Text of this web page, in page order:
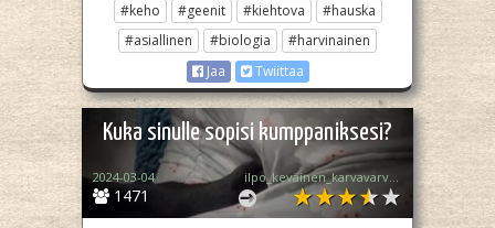
#keho #geenit #kiehtova
#hauska
#asiallinen
#biologia
#harvinainen
Jaa
Twiittaa
Kuka sinulle sopisi kumppaniksesi?
1471
2024-03-04 ilpo_keväinen_karvavarvas